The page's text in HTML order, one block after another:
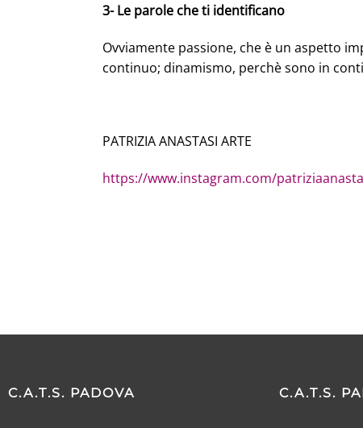
3- Le parole che ti identificano
Ovviamente passione, che è un aspetto
continuo; dinamismo, perchè sono in
PATRIZIA ANASTASI ARTE
https://www.instagram.com/
C.A.T.S. PADOVA C.A.T.S.